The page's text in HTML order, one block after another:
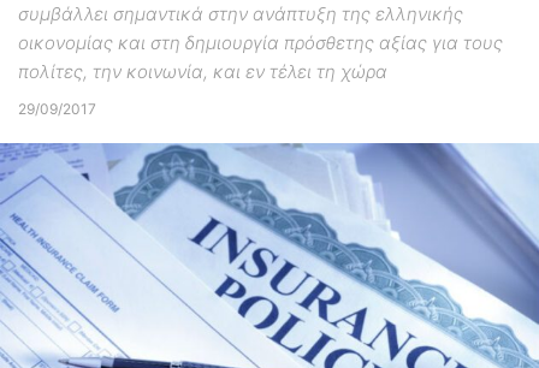
συμβάλλει σημαντικά στην ανάπτυξη της ελληνικής
οικονομίας και στη δημιουργία πρόσθετης αξίας για τους
πολίτες, την κοινωνία, και εν τέλει τη χώρα
29/09/2017